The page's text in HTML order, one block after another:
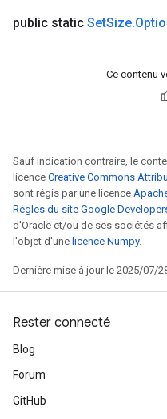
public static SetSize.
Ce contenu
Sauf indication contraire, le
licence Creative Commons
sont régis par une licence
Règles du site Google
d'Oracle et/ou de ses sociétés
l'objet d'une licence Numpy.
Dernière mise à jour le 2025/07/
Rester connecté
Blog
Forum
GitHub